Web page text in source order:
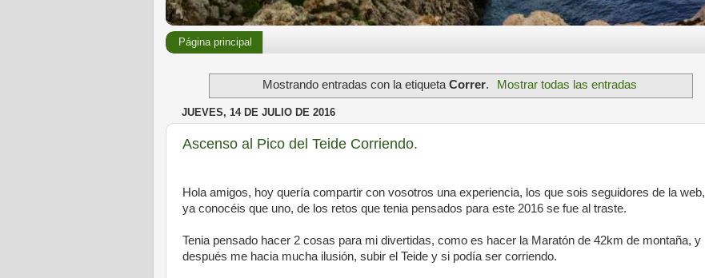
Página principal
Mostrando entradas con la etiquetaCorrer. Mostrar todas las entradas
JUEVES, 14 DE JULIO DE 2016
Ascenso al Pico del Teide Corriendo.
Hola amigos, hoy quería compartir con vosotros una experiencia, los que sois seguidores de la web,
ya conocéis que uno, de los retos que tenia pensados para este 2016 se fue al traste.
Tenia pensado hacer 2 cosas para mi divertidas, como es hacer la Maratón de 42km de montaña, y
después me hacia mucha ilusión, subir el Teide y si podía ser corriendo.